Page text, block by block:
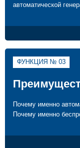
автоматической
ФУНКЦИЯ № 03
Почему именно
Почему именно